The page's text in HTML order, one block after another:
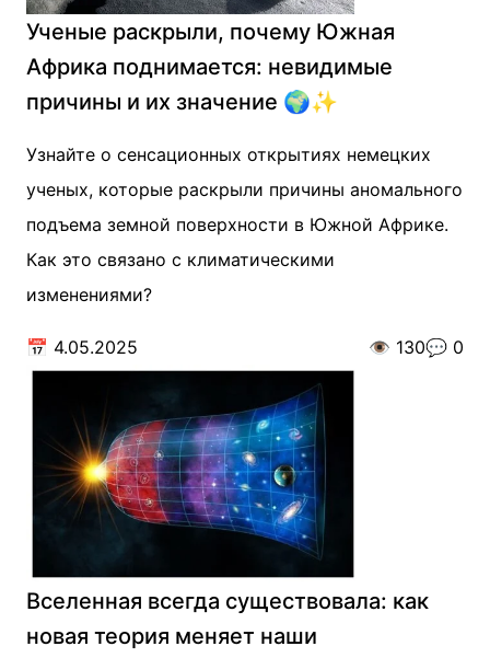
Ученые раскрыли, почему Южная
Африка поднимается: невидимые
причины и их значение 🌍✨
Узнайте о сенсационных открытиях немецких
ученых, которые раскрыли причины аномального
подъема земной поверхности в Южной Африке.
Как это связано с климатическими
изменениями?
📅 4.05.2025 👁️ 130💬 0
Вселенная всегда существовала: как
новая теория меняет наши